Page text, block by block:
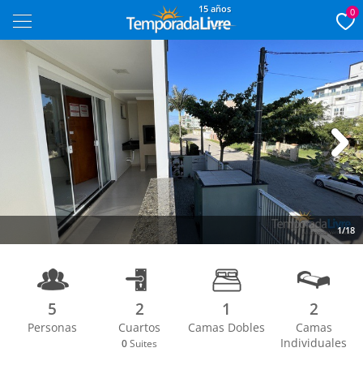
15 años 0
1/18
Next
5
Personas
2
Cuartos
0 Suites
1
Camas Dobles
2
Camas
Individuales